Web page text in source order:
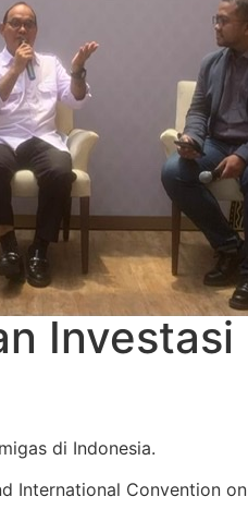
migas di Indonesia.
International Convention